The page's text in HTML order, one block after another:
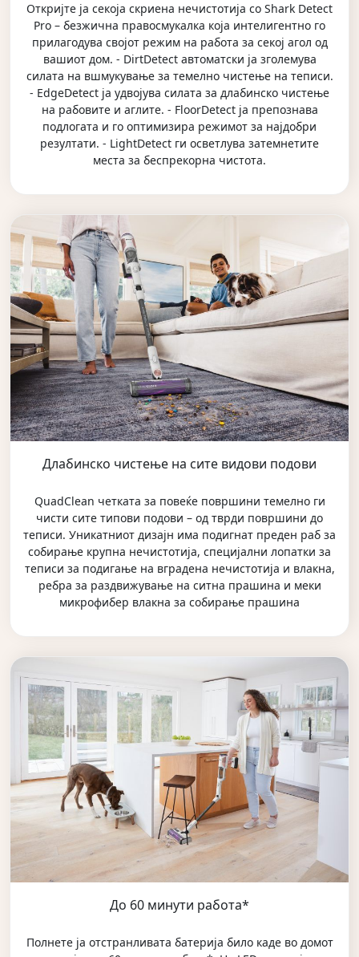
Откријте ја секоја скриена нечистотија со Shark Detect
Pro – безжична правосмукалка која интелигентно го
прилагодува својот режим на работа за секој агол од
вашиот дом. - DirtDetect автоматски ја зголемува
силата на вшмукување за темелно чистење на теписи.
- EdgeDetect ја удвојува силата за длабинско чистење
на рабовите и аглите. - FloorDetect ја препознава
подлогата и го оптимизира режимот за најдобри
резултати. - LightDetect ги осветлува затемнетите
места за беспрекорна чистота.
Длабинско чистење на сите видови подови
QuadClean четката за повеќе површини темелно ги
чисти сите типови подови – од тврди површини до
теписи. Уникатниот дизајн има подигнат преден раб за
собирање крупна нечистотија, специјални лопатки за
теписи за подигање на вградена нечистотија и влакна,
ребра за раздвижување на ситна прашина и меки
микрофибер влакна за собирање прашина
До 60 минути работа*
Полнете ја отстранливата батерија било каде во домот